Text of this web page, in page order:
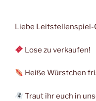
Liebe Leitstellenspiel-
Lose zu verkaufen!
Heiße Würstchen
Traut ihr euch in